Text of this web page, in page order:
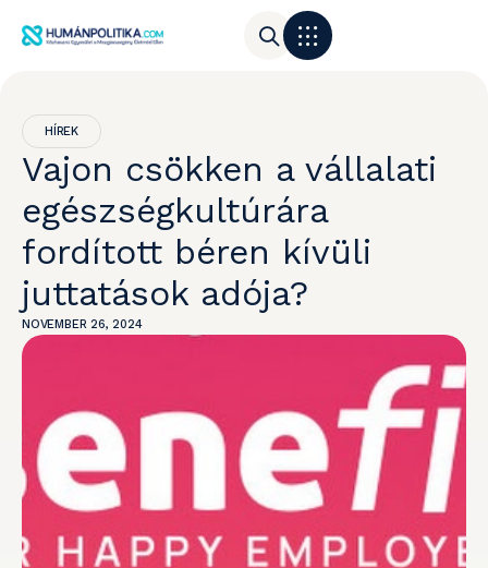
HÍREK
Vajon csökken a vállalati
egészségkultúrára
fordított béren kívüli
juttatások adója?
NOVEMBER 26, 2024